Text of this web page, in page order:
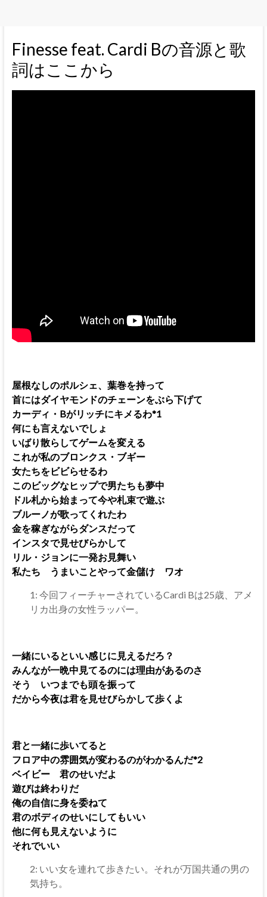
Finesse feat. Cardi Bの音源と歌
詞はここから
屋根なしのポルシェ、葉巻を持って
首にはダイヤモンドのチェーンをぶら下げて
カーディ・Bがリッチにキメるわ*1
何にも言えないでしょ
いばり散らしてゲームを変える
これが私のブロンクス・ブギー
女たちをビビらせるわ
このビッグなヒップで男たちも夢中
ドル札から始まって今や札束で遊ぶ
ブルーノが歌ってくれたわ
金を稼ぎながらダンスだって
インスタで見せびらかして
リル・ジョンに一発お見舞い
私たち うまいことやって金儲け ワオ
1: 今回フィーチャーされているCardi Bは25歳、アメ
リカ出身の女性ラッパー。
一緒にいるといい感じに見えるだろ？
みんなが一晩中見てるのには理由があるのさ
そう いつまでも頭を振って
だから今夜は君を見せびらかして歩くよ
君と一緒に歩いてると
フロア中の雰囲気が変わるのがわかるんだ*2
ベイビー 君のせいだよ
遊びは終わりだ
俺の自信に身を委ねて
君のボディのせいにしてもいい
他に何も見えないように
それでいい
2: いい女を連れて歩きたい。それが万国共通の男の
気持ち。